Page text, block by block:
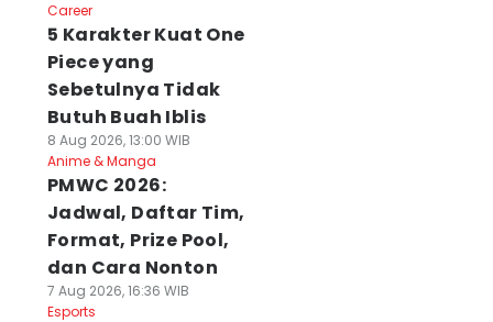
Career
5 Karakter Kuat One
Piece yang
Sebetulnya Tidak
Butuh Buah Iblis
8 Aug 2026, 13:00 WIB
Anime & Manga
PMWC 2026:
Jadwal, Daftar Tim,
Format, Prize Pool,
dan Cara Nonton
7 Aug 2026, 16:36 WIB
Esports